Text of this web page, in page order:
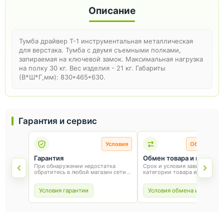
Гарантия и сервис
Условия
Гарантия
При обнаружении недостатка
обратитесь в любой магазин сети
от товара и соблюдения правил
эксплуатации.
Условия гарантии
Обмен и
Обмен товара и возврат
Срок и условия зависят от
категории товара и способа
покупки. Для обмена или
сохраните товарный вид,
и чек.
Условия обмена и
Описание
Тумба драйвер Т-1 инструментальная металлическая
для верстака. Тумба с двумя съемными полками,
запираемая на ключевой замок. Максимальная нагрузка
на полку 30 кг. Вес изделия - 21 кг. Габариты
(В*Ш*Г,мм): 830*465*630.